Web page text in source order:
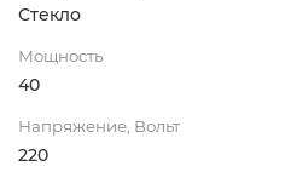
Стекло
Мощность
40
Напряжение, Вольт
220